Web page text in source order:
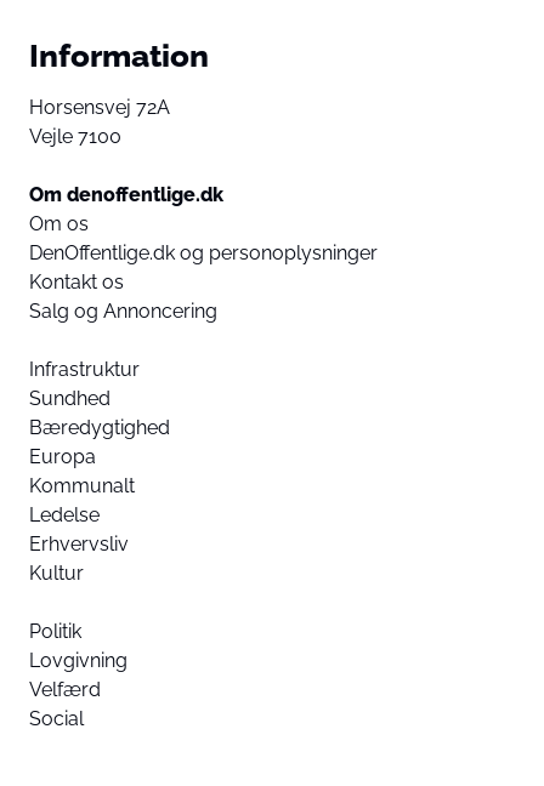
Information
Horsensvej 72A
Vejle 7100
Om denoffentlige.dk
Om os
DenOffentlige.dk og personoplysninger
Kontakt os
Salg og Annoncering
Infrastruktur
Sundhed
Bæredygtighed
Europa
Kommunalt
Ledelse
Erhvervsliv
Kultur
Politik
Lovgivning
Velfærd
Social